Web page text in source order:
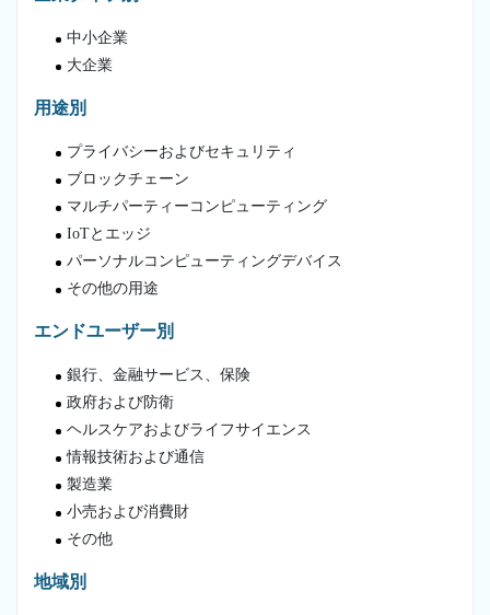
中小企業
大企業
用途別
プライバシーおよびセキュリティ
ブロックチェーン
マルチパーティーコンピューティング
IoTとエッジ
パーソナルコンピューティングデバイス
その他の用途
エンドユーザー別
銀行、金融サービス、保険
政府および防衛
ヘルスケアおよびライフサイエンス
情報技術および通信
製造業
小売および消費財
その他
地域別